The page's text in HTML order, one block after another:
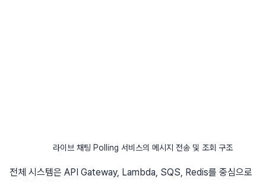
라이브 채팅 Polling 서비스의 메시지 전송 및 조회 구조
전체 시스템은 API Gateway, Lambda, SQS, Redis를 중심으로